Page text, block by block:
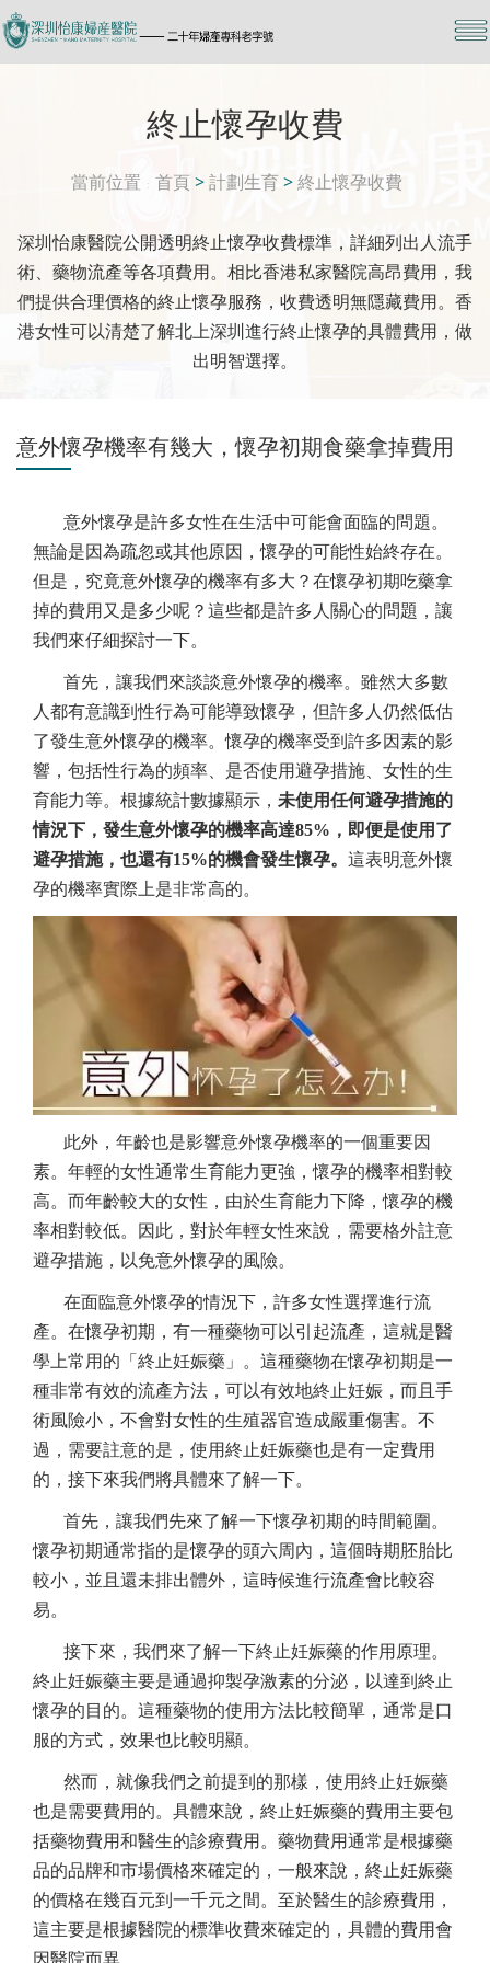
終止懷孕收費
當前位置 首頁 >計劃生育>終止懷孕收費
深圳怡康醫院公開透明終止懷孕收費標準，詳細列出人流手
術、藥物流產等各項費用。相比香港私家醫院高昂費用，我
們提供合理價格的終止懷孕服務，收費透明無隱藏費用。香
港女性可以清楚了解北上深圳進行終止懷孕的具體費用，做
出明智選擇。
意外懷孕機率有幾大，懷孕初期食藥拿掉費用
意外懷孕是許多女性在生活中可能會面臨的問題。
無論是因為疏忽或其他原因，懷孕的可能性始終存在。
但是，究竟意外懷孕的機率有多大？在懷孕初期吃藥拿
掉的費用又是多少呢？這些都是許多人關心的問題，讓
我們來仔細探討一下。
首先，讓我們來談談意外懷孕的機率。雖然大多數
人都有意識到性行為可能導致懷孕，但許多人仍然低估
了發生意外懷孕的機率。懷孕的機率受到許多因素的影
響，包括性行為的頻率、是否使用避孕措施、女性的生
育能力等。根據統計數據顯示， 未使用任何避孕措施的
情況下，發生意外懷孕的機率高達85%，即便是使用了
避孕措施，也還有15%的機會發生懷孕。 這表明意外懷
孕的機率實際上是非常高的。
此外，年齡也是影響意外懷孕機率的一個重要因
素。年輕的女性通常生育能力更強，懷孕的機率相對較
高。而年齡較大的女性，由於生育能力下降，懷孕的機
率相對較低。因此，對於年輕女性來說，需要格外註意
避孕措施，以免意外懷孕的風險。
在面臨意外懷孕的情況下，許多女性選擇進行流
產。在懷孕初期，有一種藥物可以引起流產，這就是醫
學上常用的「終止妊娠藥」。這種藥物在懷孕初期是一
種非常有效的流產方法，可以有效地終止妊娠，而且手
術風險小，不會對女性的生殖器官造成嚴重傷害。不
過，需要註意的是，使用終止妊娠藥也是有一定費用
的，接下來我們將具體來了解一下。
首先，讓我們先來了解一下懷孕初期的時間範圍。
懷孕初期通常指的是懷孕的頭六周內，這個時期胚胎比
較小，並且還未排出體外，這時候進行流產會比較容
易。
接下來，我們來了解一下終止妊娠藥的作用原理。
終止妊娠藥主要是通過抑製孕激素的分泌，以達到終止
懷孕的目的。這種藥物的使用方法比較簡單，通常是口
服的方式，效果也比較明顯。
然而，就像我們之前提到的那樣，使用終止妊娠藥
也是需要費用的。具體來說，終止妊娠藥的費用主要包
括藥物費用和醫生的診療費用。藥物費用通常是根據藥
品的品牌和市場價格來確定的，一般來說，終止妊娠藥
的價格在幾百元到一千元之間。至於醫生的診療費用，
這主要是根據醫院的標準收費來確定的，具體的費用會
因醫院而異。